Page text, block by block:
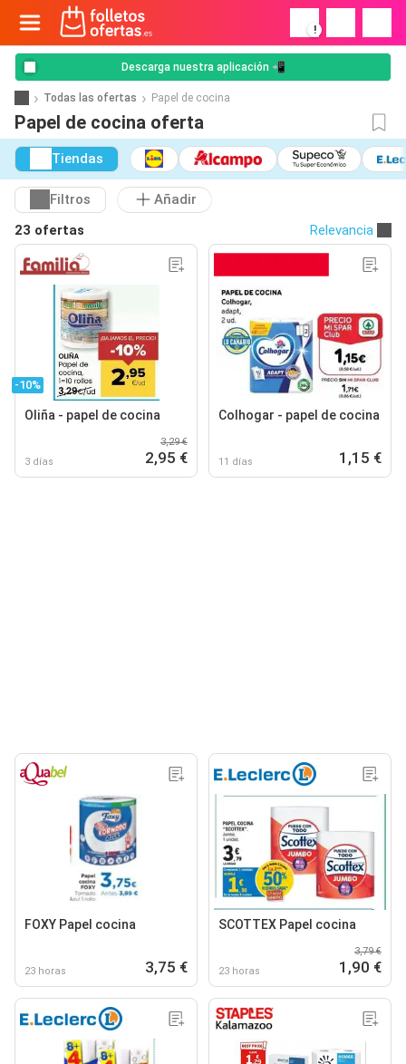
!
Descarga nuestra aplicación 📲
Todas las ofertas Papel de cocina
Papel de cocina oferta
Tiendas
Filtros
Añadir
23 ofertas
Relevancia
-10%
Oliña - papel de cocina
3 días
3,29 €
2,95 €
Colhogar - papel de cocina
11 días 1,15 €
FOXY Papel cocina
23 horas 3,75 €
SCOTTEX Papel cocina
23 horas
3,79 €
1,90 €